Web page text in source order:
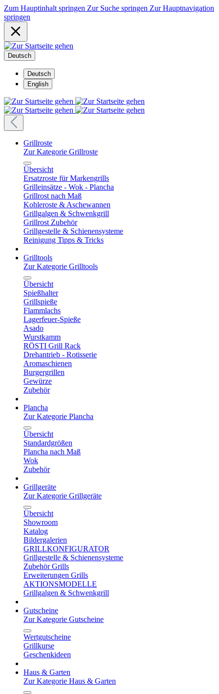
Zum Hauptinhalt springen Zur Suche springen Zur Hauptnavigation
springen
Deutsch
Deutsch
English
Grillroste
Zur Kategorie Grillroste
Übersicht
Ersatzroste für Markengrills
Grilleinsätze - Wok - Plancha
Grillrost nach Maß
Kohleroste & Aschewannen
Grillgalgen & Schwenkgrill
Grillrost Zubehör
Grillgestelle & Schienensysteme
Reinigung Tipps & Tricks
Grilltools
Zur Kategorie Grilltools
Übersicht
Spießhalter
Grillspieße
Flammlachs
Lagerfeuer-Spieße
Asado
Wurstkamm
RÖSTI Grill Rack
Drehantrieb - Rotisserie
Aromaschienen
Burgergrillen
Gewürze
Zubehör
Plancha
Zur Kategorie Plancha
Übersicht
Standardgrößen
Plancha nach Maß
Wok
Zubehör
Grillgeräte
Zur Kategorie Grillgeräte
Übersicht
Showroom
Katalog
Bildergalerien
GRILLKONFIGURATOR
Grillgestelle & Schienensysteme
Zubehör Grills
Erweiterungen Grills
AKTIONSMODELLE
Grillgalgen & Schwenkgrill
Gutscheine
Zur Kategorie Gutscheine
Wertgutscheine
Grillkurse
Geschenkideen
Haus & Garten
Zur Kategorie Haus & Garten